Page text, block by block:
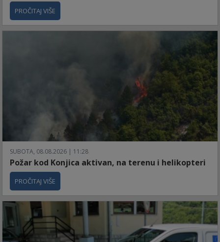
PROČITAJ VIŠE
SUBOTA, 08.08.2026 | 11:28
Požar kod Konjica aktivan, na terenu i helikopteri
PROČITAJ VIŠE